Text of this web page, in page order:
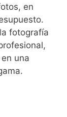
en
fotografía
una